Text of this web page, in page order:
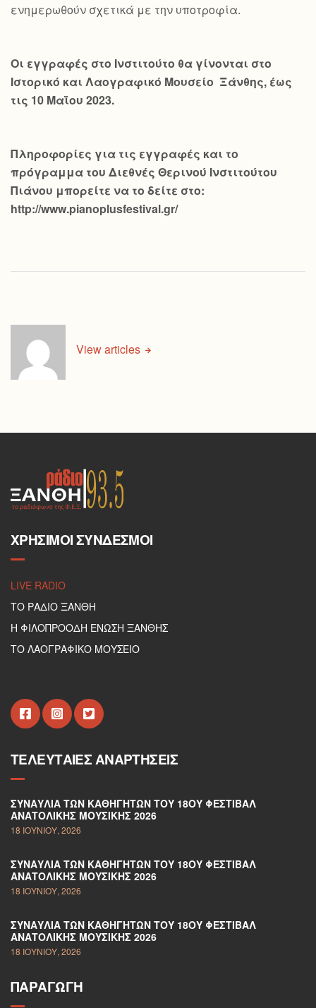
ενημερωθούν σχετικά με την υποτροφία.
Οι εγγραφές στο Ινστιτούτο θα γίνονται στο
Ιστορικό και Λαογραφικό Μουσείο Ξάνθης, έως
τις 10 Μαΐου 2023.
Πληροφορίες για τις εγγραφές και το
πρόγραμμα του Διεθνές Θερινού Ινστιτούτου
Πιάνου μπορείτε να το δείτε στο:
http://www.pianoplusfestival.gr/
View articles
ΧΡΉΣΙΜΟΙ ΣΎΝΔΕΣΜΟΙ
LIVE RADIO
ΤΟ ΡΑΔΙΟ ΞΑΝΘΗ
Η ΦΙΛΟΠΡΟΟΔΗ ΕΝΩΣΗ ΞΑΝΘΗΣ
ΤΟ ΛΑΟΓΡΑΦΙΚΟ ΜΟΥΣΕΙΟ
ΤΕΛΕΥΤΑΊΕΣ ΑΝΑΡΤΉΣΕΙΣ
ΣΥΝΑΥΛΊΑ ΤΩΝ ΚΑΘΗΓΗΤΏΝ ΤΟΥ 18ΟΥ ΦΕΣΤΙΒΆΛ
ΑΝΑΤΟΛΙΚΉΣ ΜΟΥΣΙΚΉΣ 2026
18 ΙΟΥΝΊΟΥ, 2026
ΣΥΝΑΥΛΊΑ ΤΩΝ ΚΑΘΗΓΗΤΏΝ ΤΟΥ 18ΟΥ ΦΕΣΤΙΒΆΛ
ΑΝΑΤΟΛΙΚΉΣ ΜΟΥΣΙΚΉΣ 2026
18 ΙΟΥΝΊΟΥ, 2026
ΣΥΝΑΥΛΊΑ ΤΩΝ ΚΑΘΗΓΗΤΏΝ ΤΟΥ 18ΟΥ ΦΕΣΤΙΒΆΛ
ΑΝΑΤΟΛΙΚΉΣ ΜΟΥΣΙΚΉΣ 2026
18 ΙΟΥΝΊΟΥ, 2026
ΠΑΡΑΓΩΓΉ